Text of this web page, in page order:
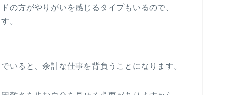
の方がやりがいを感じるタイプもいるので、
。
いると、余計な仕事を背負うことになります。